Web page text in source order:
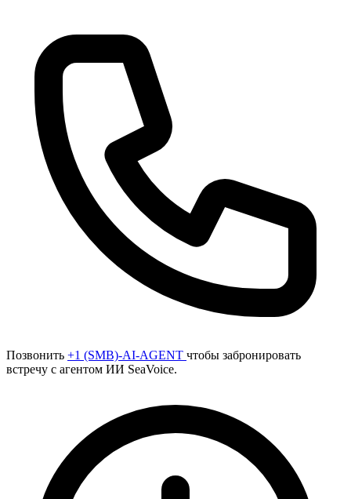
Позвонить +1 (SMB)-AI-AGENT чтобы забронировать
встречу с агентом ИИ SeaVoice.